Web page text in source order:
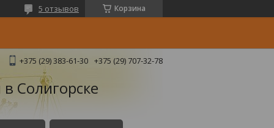
Корзина
5 отзывов
+375 (29) 383-61-30 +375 (29) 707-32-78
Солигорске